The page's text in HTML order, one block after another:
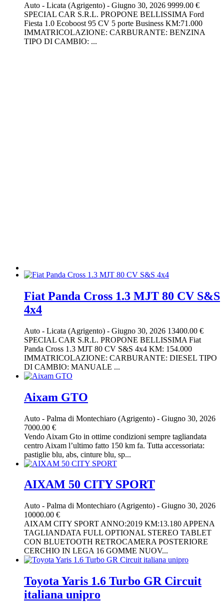
Auto - Licata (Agrigento) - Giugno 30, 2026 9999.00 €
SPECIAL CAR S.R.L. PROPONE BELLISSIMA Ford
Fiesta 1.0 Ecoboost 95 CV 5 porte Business KM:71.000
IMMATRICOLAZIONE: CARBURANTE: BENZINA
TIPO DI CAMBIO: ...
Fiat Panda Cross 1.3 MJT 80 CV S&S
4x4
Auto - Licata (Agrigento) - Giugno 30, 2026 13400.00 €
SPECIAL CAR S.R.L. PROPONE BELLISSIMA Fiat
Panda Cross 1.3 MJT 80 CV S&S 4x4 KM: 154.000
IMMATRICOLAZIONE: CARBURANTE: DIESEL TIPO
DI CAMBIO: MANUALE ...
Aixam GTO
Auto - Palma di Montechiaro (Agrigento) - Giugno 30, 2026
7000.00 €
Vendo Aixam Gto in ottime condizioni sempre tagliandata
centro Aixam l’ultimo fatto 150 km fa. Tutta accessoriata:
pastiglie blu, abs, cinture blu, sp...
AIXAM 50 CITY SPORT
Auto - Palma di Montechiaro (Agrigento) - Giugno 30, 2026
10000.00 €
AIXAM CITY SPORT ANNO:2019 KM:13.180 APPENA
TAGLIANDATA FULL OPTIONAL STEREO TABLET
CON BLUETOOTH RETROCAMERA POSTERIORE
CERCHIO IN LEGA 16 GOMME NUOV...
Toyota Yaris 1.6 Turbo GR Circuit
italiana unipro